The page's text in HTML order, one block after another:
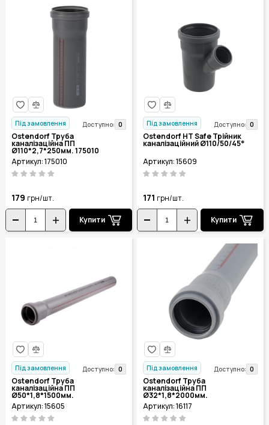
Під замовлення Доступно: 0
Ostendorf Труба
каналізаційна ПП
Ø110*2,7*250мм. 175010
Артикул: 175010
179 грн/шт.
Купити
Під замовлення Доступно: 0
Ostendorf HT Safe Трійник
каналізаційний Ø110/50/45°
Артикул: 15609
171 грн/шт.
Купити
Під замовлення Доступно: 0
Ostendorf Труба
каналізаційна ПП
Ø50*1,8*1500мм.
Артикул: 15605
Під замовлення Доступно: 0
Ostendorf Труба
каналізаційна ПП
Ø32*1,8*2000мм.
Артикул: 16117